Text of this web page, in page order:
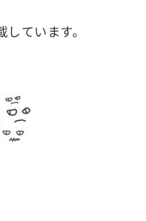
ています。